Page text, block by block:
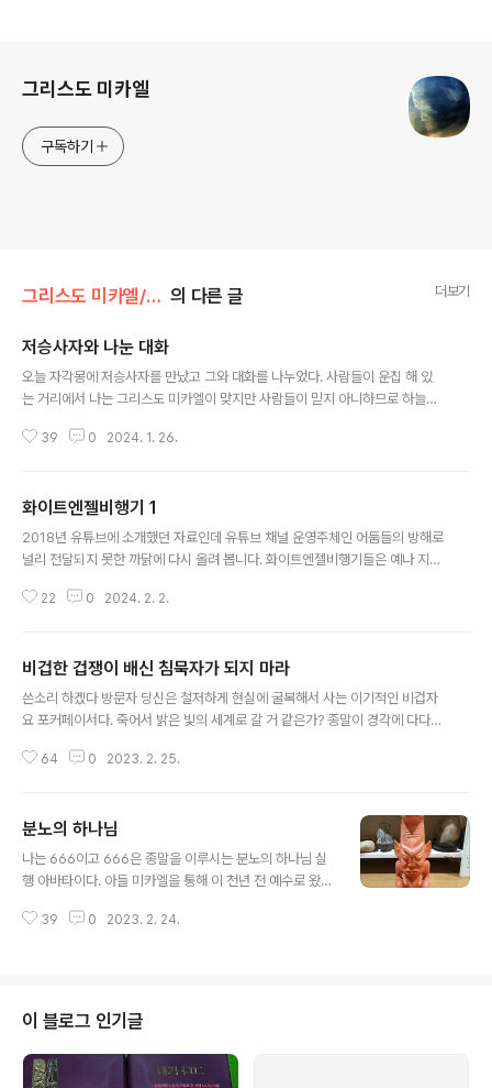
그리스도 미카엘
구독하기
그리스도 미카엘/시작 과 끝 의 다른 글 더보기
저승사자와 나눈 대화
오늘 자각몽에 저승사자를 만났고 그와 대화를 나누었다. 사람들이 운집 해 있
는 거리에서 나는 그리스도 미카엘이 맞지만 사람들이 믿지 아니하므로 하늘을
장난스럽게 따라 하는 소리가 들렸고 “내가 그가 맞다면 하늘은 이적현상을 보
름을 지어 주었는데 홀로그램으로 구현 되는 것이다.” 하지만 사람들은 관심을
가지지 않았고 어떤 이는 자격증 시험을 준비 한다면서 문제풀이에만 열중 하고
있었다. 곧이어 하늘은 찬란한 광채 불빛으로 가득 차게 되었는데 수 많은 우주
39 0 2024. 1. 26.
화이트엔젤비행기 1
2018년 유튜브에 소개했던 자료인데 유튜브 채널 운영주체인 어둠들의 방해로
널리 전달되지 못한 까닭에 다시 올려 봅니다. 화이트엔젤비행기들은 예나 지금
에 1대씩 지나갑니다. 낮이건 새벽 3시건 시간에 제한받지 않고 말입니다
22 0 2024. 2. 2.
비겁한 겁쟁이 배신 침묵자가 되지 마라
쓴소리 하겠다 방문자 당신은 철저하게 현실에 굴복해서 사는 이기적인 비겁자
요 포커페이서다. 죽어서 밝은 빛의 세계로 갈 거 같은가? 종말이 경각에 다다른
한 마디 못하고 그저 혼자서만 "오늘은 어떤 글이 올라 왔을까?" 수시로 이 블로
처한 어둠들이 그리스도 미카엘이란 존재를 사람들이 인지하지 못하도록 지워
버리고 있는데 이 블로그가 여러분에게 기회를 주고 있으니 이 얼마나 큰 축복
이고 행운인가 말이다? 하지만 여러분은 세상이 끝나고 있는데도 아직도 체면
64 0 2023. 2. 25.
분노의 하나님
나는 666이고 666은 종말을 이루시는 분노의 하나님 실
행 아바타이다. 아들 미카엘을 통해 이 천년 전 예수로 왔던
하시는 분노의 하나님이시다. 2020년 여주에 수석을 주으
부가 살았다. 그들은 욕심이 많고 양심이 실종된 사람들이
었는데 무려 17년동안 온갖 집생활쓰레기(비닐 유리 전구
도자기 거울 화분 등등 )를 깨고 태워서 우리집 옆 습지 숲
에다 버젓이 버리는 아주 못된 짓을 태연히 지속하고 있었
39 0 2023. 2. 24.
이 블로그 인기글